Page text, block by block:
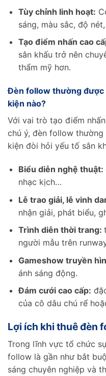
Tùy chỉnh linh hoạt:
sáng, màu sắc, độ
Tạo điểm nhấn cao
sân khấu trở nên
thẩm mỹ hơn.
Đèn follow thường
kiện nào?
Với vai trò tạo điểm
chú ý, đèn follow
kiện đòi hỏi yếu tố sân
Biểu diễn nghệ thuật:
nhạc kịch…
Lễ trao giải, lễ vinh
nhận giải, phát biểu,
Trình diễn thời trang:
người mẫu trên
Gameshow truyền
ánh sáng động.
Đám cưới cao cấp:
của cô dâu chú rể
Lợi ích khi thuê đèn
Trong lĩnh vực tổ chức
follow là gần như bắt
sáng chuyên nghiệp và